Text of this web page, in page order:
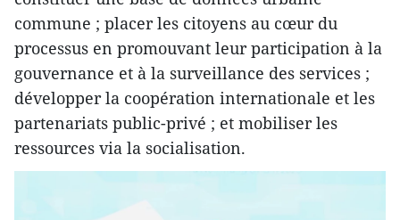
commune ; placer les citoyens au cœur du
processus en promouvant leur participation à la
gouvernance et à la surveillance des services ;
développer la coopération internationale et les
partenariats public-privé ; et mobiliser les
ressources via la socialisation.